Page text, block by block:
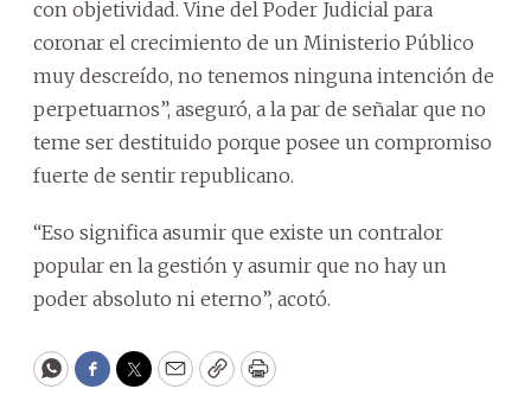
con objetividad. Vine del Poder Judicial para
coronar el crecimiento de un Ministerio Público
muy descreído, no tenemos ninguna intención de
perpetuarnos”, aseguró, a la par de señalar que no
teme ser destituido porque posee un compromiso
fuerte de sentir republicano.
“Eso significa asumir que existe un contralor
popular en la gestión y asumir que no hay un
poder absoluto ni eterno”, acotó.
WhatsApp
Facebook
Twitter
EmailCopyPrint